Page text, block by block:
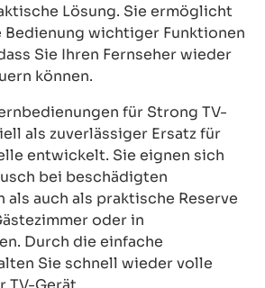
Lösung. Sie ermöglicht
wichtiger Funktionen
Sie Ihren Fernseher wieder
können.
für Strong TV-
als zuverlässiger Ersatz für
entwickelt. Sie eignen sich
bei beschädigten
als auch als praktische Reserve
oder in
Durch die einfache
Sie schnell wieder volle